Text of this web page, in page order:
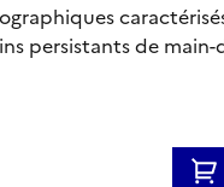
persistants de